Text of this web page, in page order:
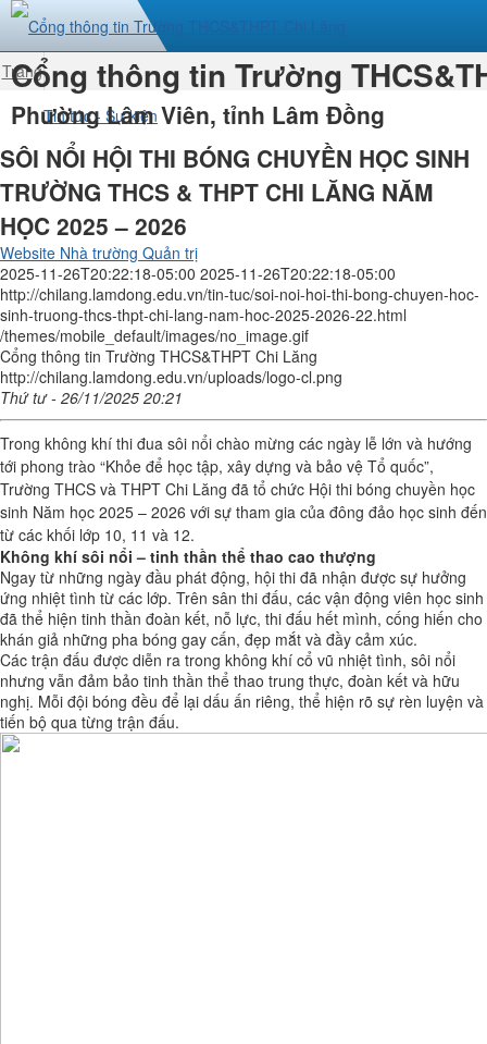
Cổng thông tin Trường
Phường Lâm Viên, tỉnh Lâm Đồng
Trang
nhất Tin tức - Sự kiện
SÔI NỔI HỘI THI BÓNG CHUYỀN HỌC SINH
TRƯỜNG THCS & THPT CHI LĂNG NĂM
HỌC 2025 – 2026
Website Nhà trường Quản trị
2025-11-26T20:22:18-05:00 2025-11-26T20:22:18-05:00
http://chilang.lamdong.edu.vn/tin-tuc/soi-noi-hoi-thi-bong-chuyen-hoc-
sinh-truong-thcs-thpt-chi-lang-nam-hoc-2025-2026-22.html
/themes/mobile_default/images/no_image.gif
Cổng thông tin Trường THCS&THPT Chi Lăng
http://chilang.lamdong.edu.vn/uploads/logo-cl.png
Thứ tư - 26/11/2025 20:21
Trong không khí thi đua sôi nổi chào mừng các ngày lễ lớn và hướng
tới phong trào “Khỏe để học tập, xây dựng và bảo vệ Tổ quốc”,
Trường THCS và THPT Chi Lăng đã tổ chức Hội thi bóng chuyền học
sinh Năm học 2025 – 2026 với sự tham gia của đông đảo học sinh đến
từ các khối lớp 10, 11 và 12.
Không khí sôi nổi – tinh thần thể thao cao thượng
Ngay từ những ngày đầu phát động, hội thi đã nhận được sự hưởng
ứng nhiệt tình từ các lớp. Trên sân thi đấu, các vận động viên học sinh
đã thể hiện tinh thần đoàn kết, nỗ lực, thi đấu hết mình, cống hiến cho
khán giả những pha bóng gay cấn, đẹp mắt và đầy cảm xúc.
Các trận đấu được diễn ra trong không khí cổ vũ nhiệt tình, sôi nổi
nhưng vẫn đảm bảo tinh thần thể thao trung thực, đoàn kết và hữu
nghị. Mỗi đội bóng đều để lại dấu ấn riêng, thể hiện rõ sự rèn luyện và
tiến bộ qua từng trận đấu.